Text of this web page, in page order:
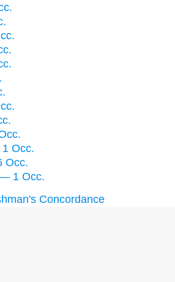
1 Occ.
Occ.
— 1 Occ.
Concordance